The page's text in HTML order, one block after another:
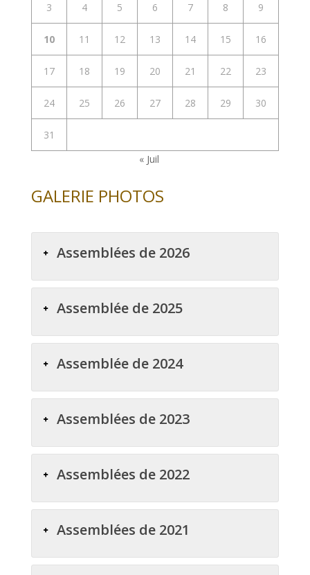
3 4 5 6 7 8 9
10 11 12 13 14 15 16
17 18 19 20 21 22 23
24 25 26 27 28 29 30
31
« Juil
GALERIE PHOTOS
Assemblées de 2026
Assemblée de 2025
Assemblée de 2024
Assemblées de 2023
Assemblées de 2022
Assemblées de 2021